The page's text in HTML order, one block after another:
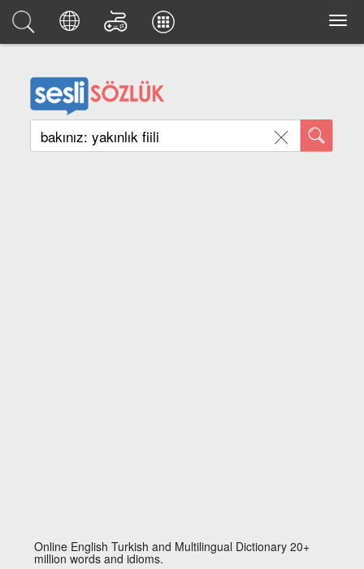
Online English Turkish and Multilingual Dictionary 20+
million words and idioms.